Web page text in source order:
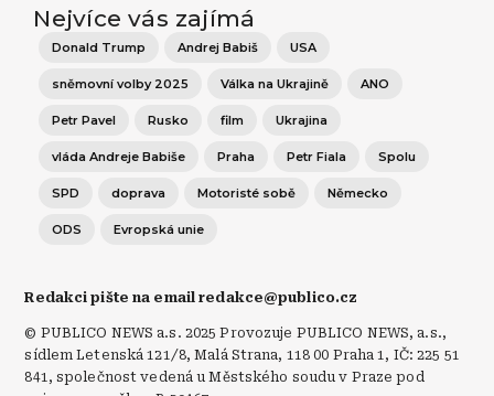
Nejvíce vás zajímá
Donald Trump Andrej Babiš USA
sněmovní volby 2025 Válka na Ukrajině ANO
Petr Pavel Rusko film Ukrajina
vláda Andreje Babiše Praha Petr Fiala Spolu
SPD doprava Motoristé sobě Německo
ODS Evropská unie
Redakci pište na email redakce@publico.cz
© PUBLICO NEWS a.s. 2025 Provozuje PUBLICO NEWS, a.s.,
sídlem Letenská 121/8, Malá Strana, 118 00 Praha 1, IČ: 225 51
841, společnost vedená u Městského soudu v Praze pod